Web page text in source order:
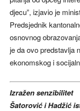
djecu”, izjavio je
Predsjednik
osnovnog
je da ovo predstavlja
ekonomskog i
Izražen senzibilitet
Šatorović i Hadžić